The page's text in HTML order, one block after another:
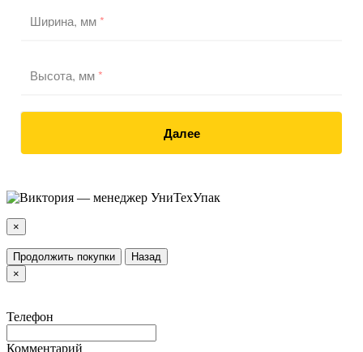
Ширина, мм*
Высота, мм*
Далее
×
Продолжить покупки
Назад
×
Телефон
Комментарий